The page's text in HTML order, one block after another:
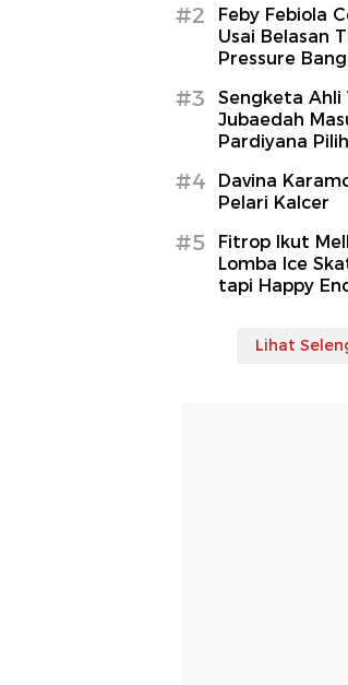
#2
Feby Febiola
Usai Belasan
Pressure
#3
Sengketa Ahli
Jubaedah
Pardiyana
#4
Davina
Pelari Kalcer
#5
Fitrop Ikut
Lomba Ice
tapi Happy
Lihat